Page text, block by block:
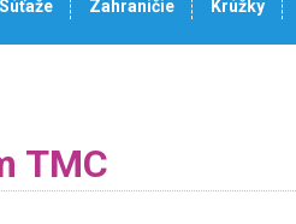
Súťaže Zahraničie Krúžky
TMC